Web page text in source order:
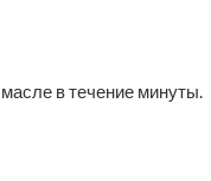
в течение минуты.